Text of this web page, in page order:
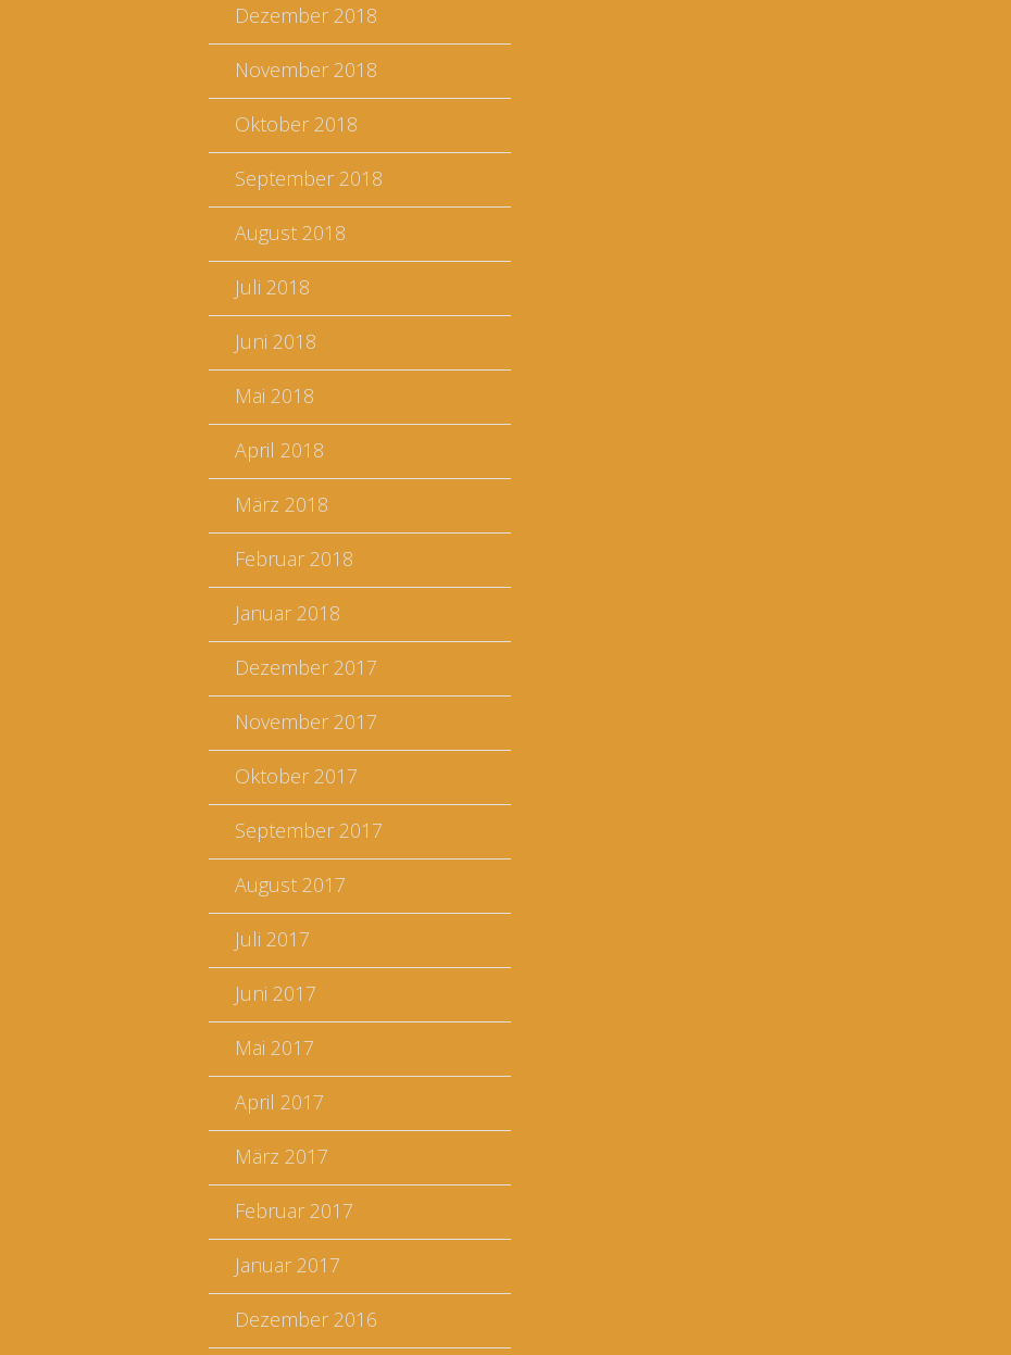
Dezember 2018
November 2018
Oktober 2018
September 2018
August 2018
Juli 2018
Juni 2018
Mai 2018
April 2018
März 2018
Februar 2018
Januar 2018
Dezember 2017
November 2017
Oktober 2017
September 2017
August 2017
Juli 2017
Juni 2017
Mai 2017
April 2017
März 2017
Februar 2017
Januar 2017
Dezember 2016